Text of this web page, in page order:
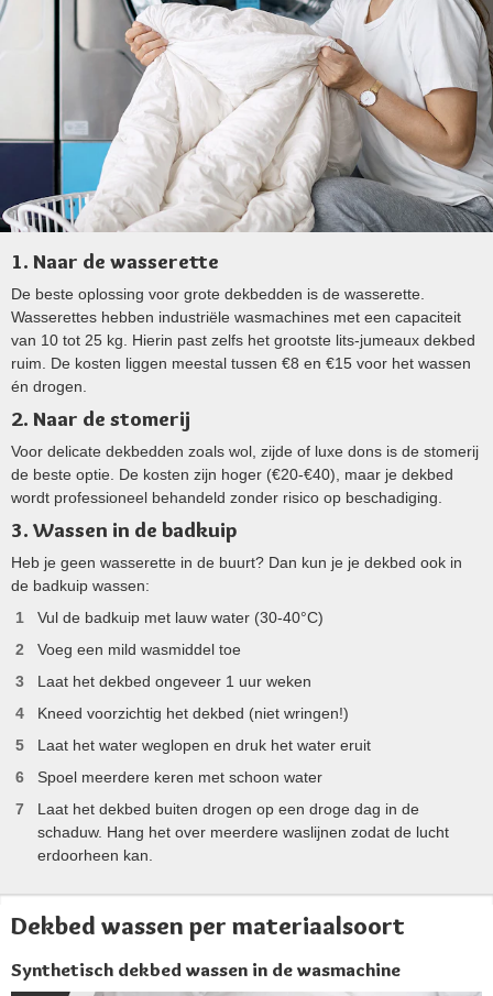
1. Naar de wasserette
De beste oplossing voor grote dekbedden is de wasserette.
Wasserettes hebben industriële wasmachines met een capaciteit
van 10 tot 25 kg. Hierin past zelfs het grootste lits-jumeaux dekbed
ruim. De kosten liggen meestal tussen €8 en €15 voor het wassen
én drogen.
2. Naar de stomerij
Voor delicate dekbedden zoals wol, zijde of luxe dons is de stomerij
de beste optie. De kosten zijn hoger (€20-€40), maar je dekbed
wordt professioneel behandeld zonder risico op beschadiging.
3. Wassen in de badkuip
Heb je geen wasserette in de buurt? Dan kun je je dekbed ook in
de badkuip wassen:
Vul de badkuip met lauw water (30-40°C)
Voeg een mild wasmiddel toe
Laat het dekbed ongeveer 1 uur weken
Kneed voorzichtig het dekbed (niet wringen!)
Laat het water weglopen en druk het water eruit
Spoel meerdere keren met schoon water
Laat het dekbed buiten drogen op een droge dag in de
schaduw. Hang het over meerdere waslijnen zodat de lucht
erdoorheen kan.
Dekbed wassen per materiaalsoort
Synthetisch dekbed wassen in de wasmachine